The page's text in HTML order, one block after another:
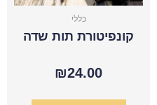
כללי
קונפיטורת תות שדה
₪24.00